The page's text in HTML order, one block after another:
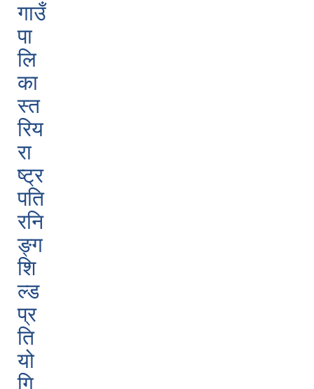
गाउँ
पा
लि
का
स्त
रिय
रा
ष्ट्र
पति
रनि
ङ्ग
शि
ल्ड
प्र
ति
यो
गि